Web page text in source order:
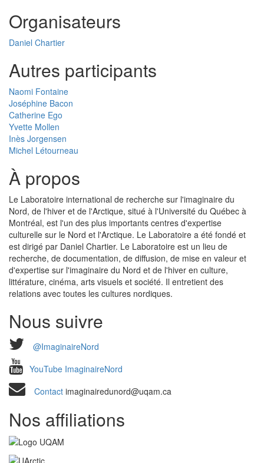
Organisateurs
Daniel Chartier
Autres participants
Naomi Fontaine
Joséphine Bacon
Catherine Ego
Yvette Mollen
Inès Jorgensen
Michel Létourneau
À propos
Le Laboratoire international de recherche sur l'imaginaire du
Nord, de l'hiver et de l'Arctique, situé à l'Université du Québec à
Montréal, est l'un des plus importants centres d'expertise
culturelle sur le Nord et l'Arctique. Le Laboratoire a été fondé et
est dirigé par Daniel Chartier. Le Laboratoire est un lieu de
recherche, de documentation, de diffusion, de mise en valeur et
d'expertise sur l'imaginaire du Nord et de l'hiver en culture,
littérature, cinéma, arts visuels et société. Il entretient des
relations avec toutes les cultures nordiques.
Nous suivre
@ImaginaireNord
YouTube ImaginaireNord
Contact imaginairedunord@uqam.ca
Nos affiliations